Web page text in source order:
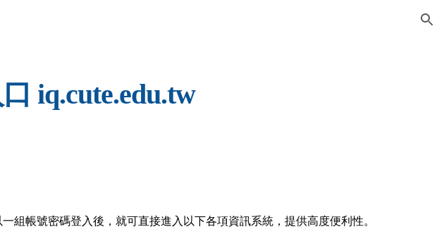
iq.cute.edu.tw
組帳號密碼登入後，就可直接進入以下各項資訊系統，提供高度便利性。